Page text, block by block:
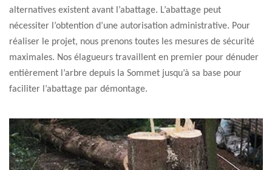
alternatives existent avant l’abattage. L’abattage peut
nécessiter l’obtention d’une autorisation administrative. Pour
réaliser le projet, nous prenons toutes les mesures de sécurité
maximales. Nos élagueurs travaillent en premier pour dénuder
entièrement l’arbre depuis la Sommet jusqu’à sa base pour
faciliter l’abattage par démontage.